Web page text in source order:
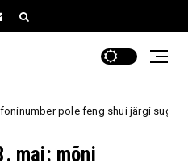
shui järgi sugugi juhuslik: need
mai: mõni